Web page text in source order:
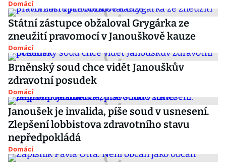
Domácí
Státní zástupce obžaloval Grygárka ze
zneužití pravomocí v Janouškově kauze
Domácí
Brněnský soud chce vidět Janouškův
zdravotní posudek
Domácí
Janoušek je invalida, píše soud v usnesení.
Zlepšení lobbistova zdravotního stavu
nepředpokládá
Domácí